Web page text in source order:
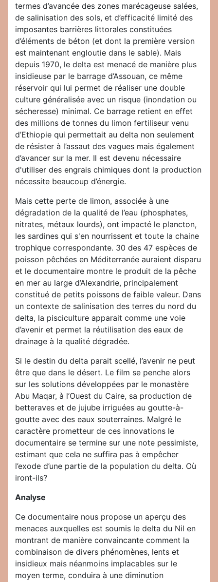
termes d’avancée des zones marécageuse salées,
de salinisation des sols, et d’efficacité limité des
imposantes barrières littorales constituées
d’éléments de béton (et dont la première version
est maintenant engloutie dans le sable). Mais
depuis 1970, le delta est menacé de manière plus
insidieuse par le barrage d’Assouan, ce même
réservoir qui lui permet de réaliser une double
culture généralisée avec un risque (inondation ou
sécheresse) minimal. Ce barrage retient en effet
des millions de tonnes du limon fertiliseur venu
d’Ethiopie qui permettait au delta non seulement
de résister à l’assaut des vagues mais également
d’avancer sur la mer. Il est devenu nécessaire
d'utiliser des engrais chimiques dont la production
nécessite beaucoup d’énergie.
Mais cette perte de limon, associée à une
dégradation de la qualité de l’eau (phosphates,
nitrates, métaux lourds), ont impacté le plancton,
les sardines qui s'en nourrissent et toute la chaine
trophique correspondante. 30 des 47 espèces de
poisson pêchées en Méditerranée auraient disparu
et le documentaire montre le produit de la pêche
en mer au large d’Alexandrie, principalement
constitué de petits poissons de faible valeur. Dans
un contexte de salinisation des terres du nord du
delta, la pisciculture apparait comme une voie
d’avenir et permet la réutilisation des eaux de
drainage à la qualité dégradée.
Si le destin du delta parait scellé, l’avenir ne peut
être que dans le désert. Le film se penche alors
sur les solutions développées par le monastère
Abu Maqar, à l’Ouest du Caire, sa production de
betteraves et de jujube irriguées au goutte-à-
goutte avec des eaux souterraines. Malgré le
caractère prometteur de ces innovations le
documentaire se termine sur une note pessimiste,
estimant que cela ne suffira pas à empêcher
l’exode d’une partie de la population du delta. Où
iront-ils?
Analyse
Ce documentaire nous propose un aperçu des
menaces auxquelles est soumis le delta du Nil en
montrant de manière convaincante comment la
combinaison de divers phénomènes, lents et
insidieux mais néanmoins implacables sur le
moyen terme, conduira à une diminution